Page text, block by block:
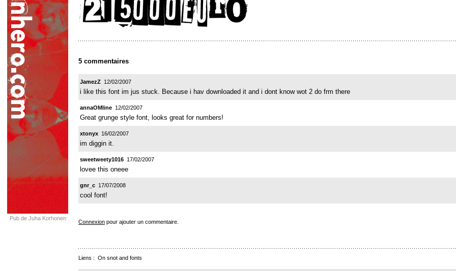
Pub de Juha Korhonen
5 commentaires
JamezZ 12/02/2007
i like this font im jus stuck. Because i hav downloaded it and i dont know wot 2 do frm there
annaOMline 12/02/2007
Great grunge style font, looks great for numbers!
xtonyx 16/02/2007
im diggin it.
sweetweety1016 17/02/2007
lovee this oneee
gnr_c 17/07/2008
cool font!
Connexion pour ajouter un commentaire.
Liens : On snot and fonts